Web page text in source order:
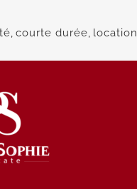
, courte durée, location